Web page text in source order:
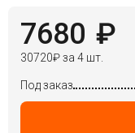
21:00
7680 ₽
30720₽за 4 шт.
Под заказ